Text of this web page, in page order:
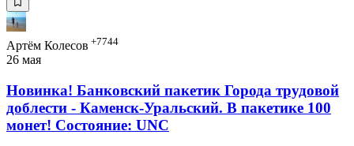
Артём Колесов +7744
26 мая
Новинка! Банковский пакетик Города трудовой
доблести - Каменск-Уральский. В пакетике 100
монет! Состояние: UNC